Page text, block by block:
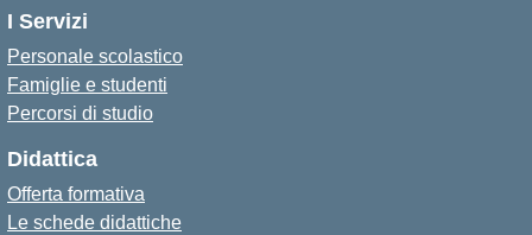
I Servizi
Personale scolastico
Famiglie e studenti
Percorsi di studio
Didattica
Offerta formativa
Le schede didattiche